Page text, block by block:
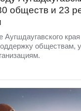
обществ и 23
обществам,